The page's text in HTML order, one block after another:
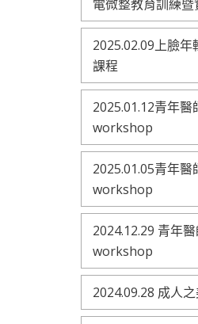
電微整教育訓練暨
2025.02.09上臉
課程
2025.01.12青年醫
workshop
2025.01.05青年醫
workshop
2024.12.29 青年
workshop
2024.09.28 成人